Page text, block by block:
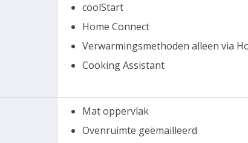
coolStart
Home Connect
Verwarmingsmethoden alleen via
Cooking Assistant
Mat oppervlak
Ovenruimte geëmailleerd